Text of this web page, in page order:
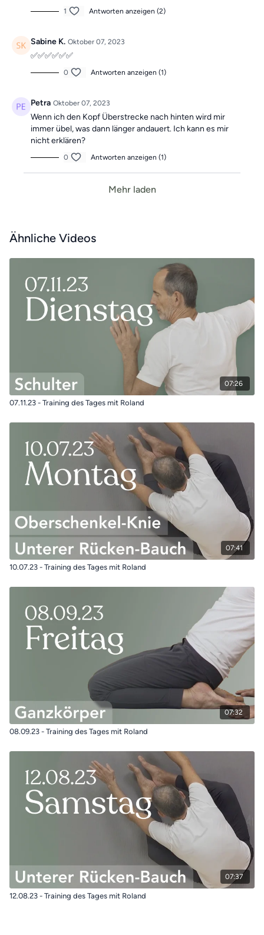
1 Antworten anzeigen (2)
Sabine K. Oktober 07, 2023
✅✅✅✅✅✅
0 Antworten anzeigen (1)
Petra Oktober 07, 2023
Wenn ich den Kopf Überstrecke nach hinten wird mir
immer übel, was dann länger andauert. Ich kann es mir
nicht erklären?
0 Antworten anzeigen (1)
Mehr laden
Ähnliche Videos
07:26
07.11.23 - Training des Tages mit Roland
07:41
10.07.23 - Training des Tages mit Roland
07:32
08.09.23 - Training des Tages mit Roland
07:37
12.08.23 - Training des Tages mit Roland